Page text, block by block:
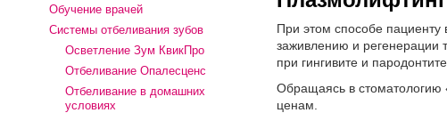
Обучение врачей
Системы отбеливания зубов
Осветление Зум КвикПро
Отбеливание Опалесценс
Отбеливание в домашних
условиях
При этом способе пациенту
заживлению и регенерации
при гингивите и
Обращаясь в
ценам.